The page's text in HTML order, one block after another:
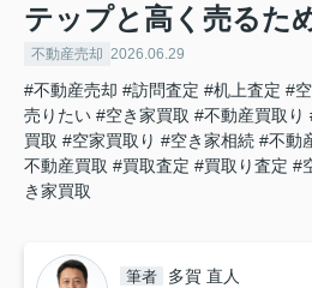
テップと高く売るた
不動産売却 2026.06.29
#不動産売却 #訪問査定 #机上査定 #
売りたい #空き家買取 #不動産買取り
買取 #空家買取り #空き家相続 #不動
不動産買取 #買取査定 #買取り査定 #
き家買取
筆者 多賀 直人